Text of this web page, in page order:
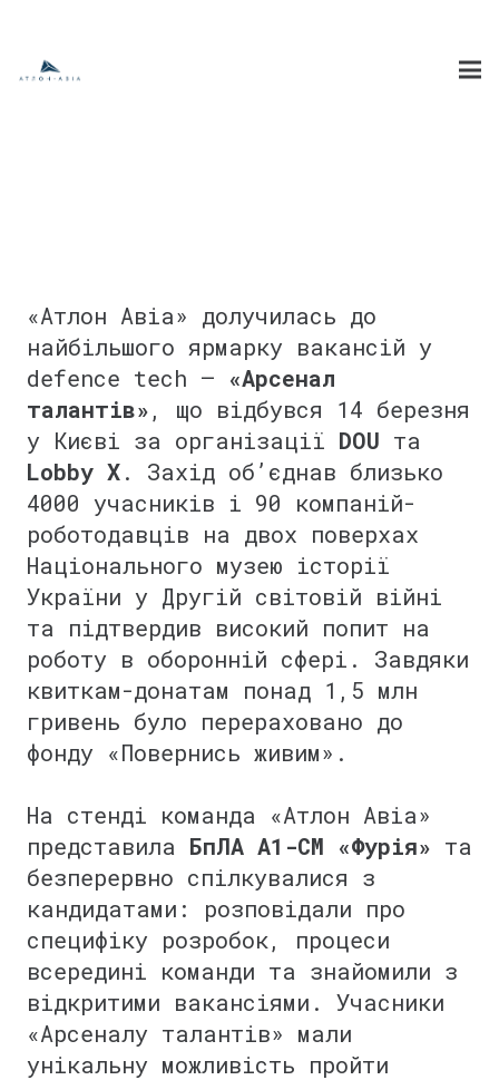
«Атлон Авіа» долучилась до
найбільшого ярмарку вакансій у
defence tech — «Арсенал
талантів», що відбувся 14 березня
у Києві за організації DOU та
Lobby X. Захід об’єднав близько
4000 учасників і 90 компаній-
роботодавців на двох поверхах
Національного музею історії
України у Другій світовій війні
та підтвердив високий попит на
роботу в оборонній сфері. Завдяки
квиткам-донатам понад 1,5 млн
гривень було перераховано до
фонду «Повернись живим».
На стенді команда «Атлон Авіа»
представила БпЛА A1-CM «Фурія» та
безперервно спілкувалися з
кандидатами: розповідали про
специфіку розробок, процеси
всередині команди та знайомили з
відкритими вакансіями. Учасники
«Арсеналу талантів» мали
унікальну можливість пройти